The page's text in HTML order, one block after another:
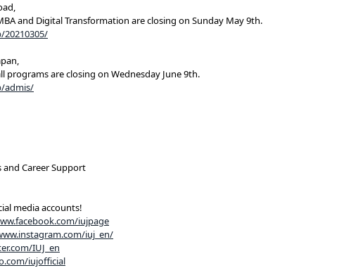
and Digital Transformation are closing on Sunday May 9th.
20210305/
programs are closing on Wednesday June 9th.
admis/
and Career Support
media accounts!
iujpage
iuj_en/
IUJ_en
iujofficial